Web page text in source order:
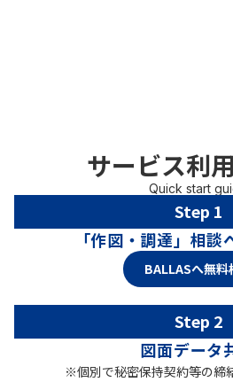
サービス利
Quick start
Step 1
「作図・調達」相談
BALLASへ無料
Step 2
図面データ
※個別で秘密保持契約等の締